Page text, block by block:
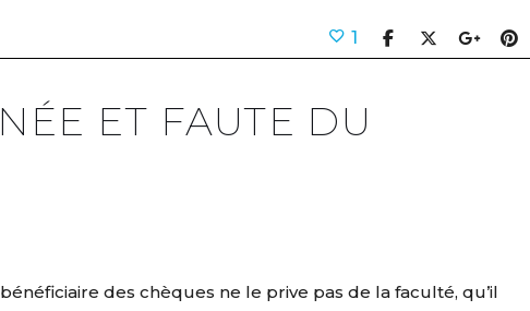
1
ET FAUTE DU
des chèques ne le prive pas de la faculté, qu’il